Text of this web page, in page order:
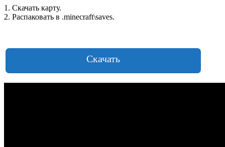
1. Скачать карту.
2. Распаковать в .minecraft\saves.
Скачать